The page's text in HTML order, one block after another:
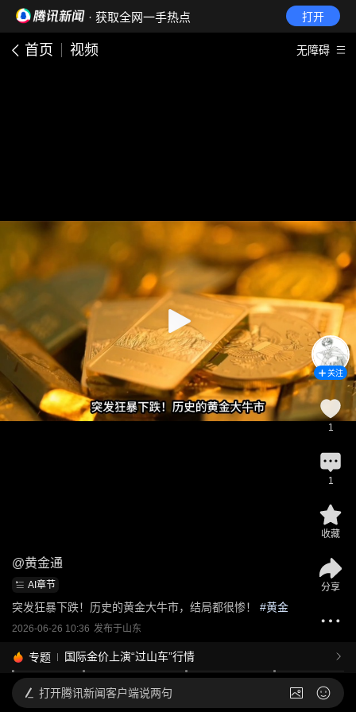
· 获取全网一手热点 打开
首页 视频 无障碍
@黄金通
AI章节
突发狂暴下跌！历史的黄金大牛市，结局都很惨！ #黄金
2026-06-26 10:36 发布于山东
专题 国际金价上演“过山车”行情
关注
1
1
收藏
分享
打开腾讯新闻客户端说两句